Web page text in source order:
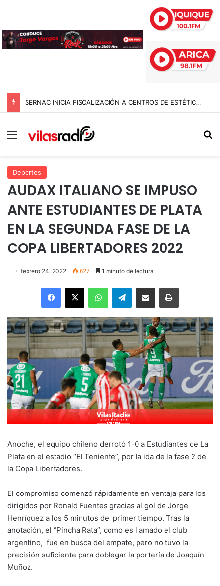
SERNAC INICIA FISCALIZACIÓN A CENTROS DE ESTÉTICA EN EL PAÍS E INTERVIENE EN TARAPACÁ: BUSCAN FRENAR RIESGOS Y PUBLICIDAD ENGAÑOSA
Menú
Deportes
AUDAX ITALIANO SE IMPUSO
ANTE ESTUDIANTES DE PLATA
EN LA SEGUNDA FASE DE LA
COPA LIBERTADORES 2022
febrero 24, 2022 627 1 minuto de lectura
Facebook
X WhatsAppTelegramEnviar vía email Imprimir
Anoche, el equipo chileno derrotó 1-0 a Estudiantes de La
Plata en el estadio “El Teniente”, por la ida de la fase 2 de
la Copa Libertadores.
El compromiso comenzó rápidamente en ventaja para los
dirigidos por Ronald Fuentes gracias al gol de Jorge
Henríquez a los 5 minutos del primer tiempo. Tras la
anotación, el “Pincha Rata”, como es llamado el club
argentino, fue en busca del empate, pero no tuvo la
precisión suficiente para doblegar la portería de Joaquín
Muñoz.